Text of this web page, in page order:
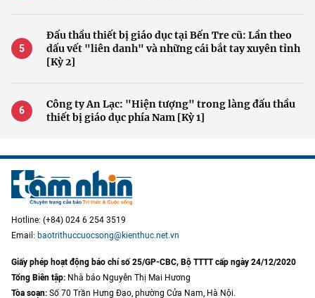
Đấu thầu thiết bị giáo dục tại Bến Tre cũ: Lần theo
dấu vết "liên danh" và những cái bắt tay xuyên tỉnh
[Kỳ 2]
Công ty An Lạc: "Hiện tượng" trong làng đấu thầu
thiết bị giáo dục phía Nam [Kỳ 1]
Hotline: (+84) 024 6 254 3519
Email: baotrithuccuocsong@kienthuc.net.vn
Giấy phép hoạt động báo chí số 25/GP-CBC, Bộ TTTT cấp ngày 24/12/2020
Tổng Biên tập: Nhà báo Nguyễn Thị Mai Hương
Tòa soạn: Số 70 Trần Hưng Đạo, phường Cửa Nam, Hà Nội.